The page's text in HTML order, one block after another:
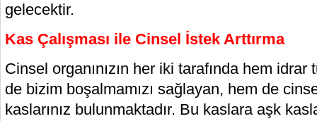
gelecektir.
Kas Çalışması ile Cinsel İstek Arttırma
Cinsel organınızın her iki tarafında hem
de bizim boşalmamızı sağlayan, hem de
kaslarınız bulunmaktadır. Bu kaslara aşk